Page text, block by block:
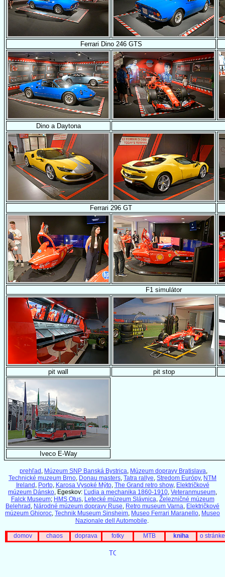
Ferrari Dino 246 GTS
Dino a Daytona
Ferrari 296 GT
F1 simulátor
pit wall pit stop
Iveco E-Way
prehľad , Múzeum SNP Banská Bystrica, Múzeum dopravy Bratislava,
Technické muzeum Brno, Donau masters, Tatra rallye, Stredom Európy, NTM
Ireland , Porto, Karosa Vysoké Mýto, The Grand retro show, Električkové
múzeum Dánsko, Egeskov: Ľudia a mechanika 1860-1910, Veteranmuseum,
Falck Museum; HMS Otus, Letecké múzeum Slávnica, Železničné múzeum
Belehrad , Národné múzeum dopravy Ruse, Retro museum Varna, Električkové
múzeum Ghioroc, Technik Museum Sinsheim, Museo Ferrari Maranello, Museo
Nazionale dell Automobile.
domov chaos doprava fotky MTB kniha o stránke